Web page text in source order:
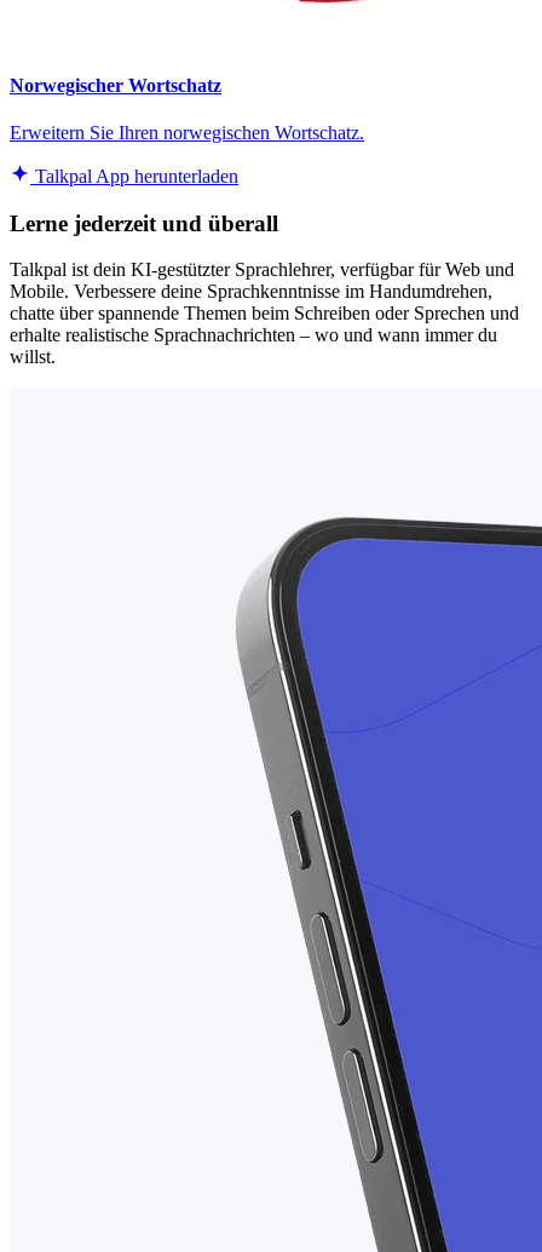
Norwegischer Wortschatz
Erweitern Sie Ihren norwegischen Wortschatz.
Talkpal App herunterladen
Lerne jederzeit und überall
Talkpal ist dein KI-gestützter Sprachlehrer, verfügbar für Web und
Mobile. Verbessere deine Sprachkenntnisse im Handumdrehen,
chatte über spannende Themen beim Schreiben oder Sprechen und
erhalte realistische Sprachnachrichten – wo und wann immer du
willst.